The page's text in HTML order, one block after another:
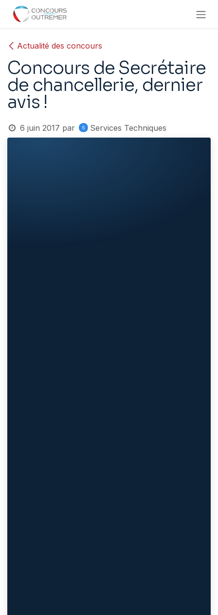
Se rendre au contenu
Actualité des concours
Concours de Secrétaire
de chancellerie, dernier
avis !
6 juin 2017 par Services Techniques